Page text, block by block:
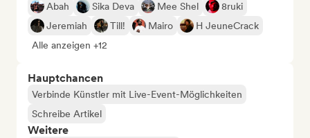
Abah Sika Deva Mee Shel
8ruki
Jeremiah
Till! Mairo
H JeuneCrack
Alle anzeigen +12
Hauptchancen
Verbinde Künstler mit Live-Event-Möglichkeiten
Schreibe Artikel
Weitere